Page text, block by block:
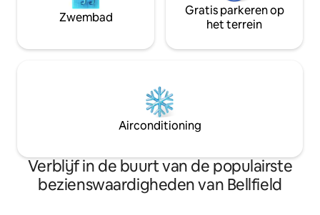
Zwembad
Gratis parkeren op
het terrein
Airconditioning
Verblijf in de buurt van de populairste
bezienswaardigheden van Bellfield